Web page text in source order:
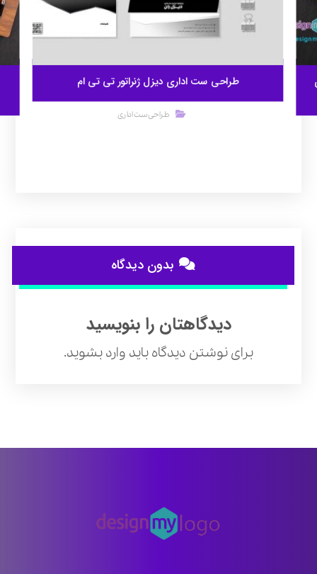
طراحی ست اداری دیزل ژنراتور تی تی ام
طراحی ست اداری
بدون دیدگاه
دیدگاهتان را بنویسید
برای نوشتن دیدگاه باید وارد بشوید.